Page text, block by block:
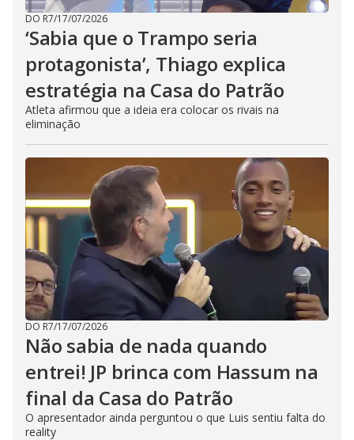
DO R7/17/07/2026
‘Sabia que o Trampo seria
protagonista’, Thiago explica
estratégia na Casa do Patrão
Atleta afirmou que a ideia era colocar os rivais na
eliminação
DO R7/17/07/2026
Não sabia de nada quando
entrei! JP brinca com Hassum na
final da Casa do Patrão
O apresentador ainda perguntou o que Luis sentiu falta do
reality